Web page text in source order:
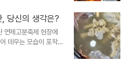
바퀴벌레로 추정되는
각 영업 중단 및 위생
즉각 해당 매장의 영
에 대한 위생 점검 및
사과하고 환불 및 추
당신의 생각은?
제고분축제 현장에
데우는 모습이 포착되
확산된 이 사진은 위